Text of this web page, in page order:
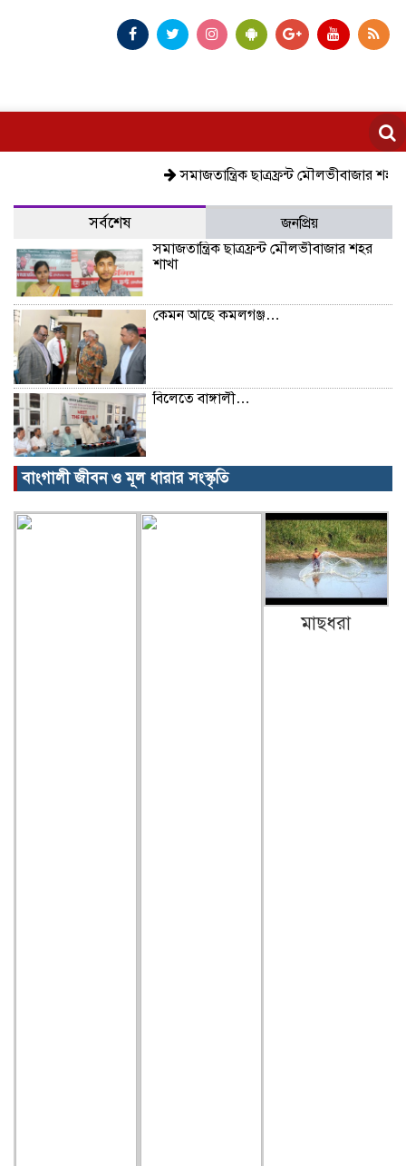
সমাজতান্ত্রিক ছাত্রফ্রন্ট মৌলভীবাজার শহর শাখা
সর্বশেষ
জনপ্রিয়
সমাজতান্ত্রিক ছাত্রফ্রন্ট মৌলভীবাজার শহর
শাখা
কেমন আছে কমলগঞ্জ…
বিলেতে বাঙ্গালী…
বিক্ষোভ, গ্রেপ্তার, অজগর, সেগুনকাঠ আর
প্রধানমন্ত্রীর কার্যালয় থেকে সহায়তা
বাংগালী জীবন ও মূল ধারার সংস্কৃতি
মাছধরা